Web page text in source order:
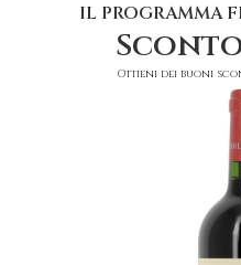
IL PROGRAMMA
Ottieni dei buoni